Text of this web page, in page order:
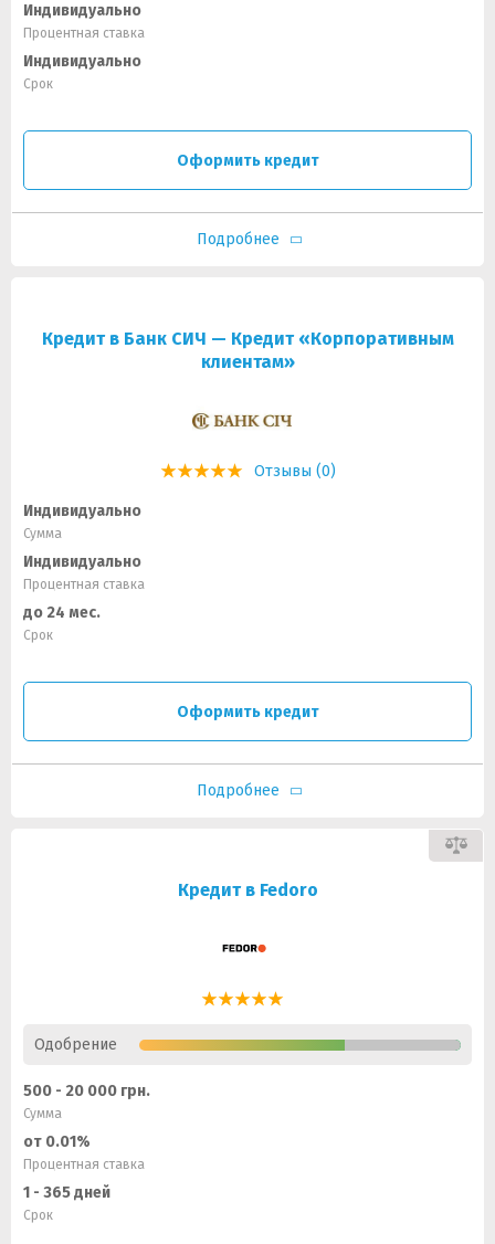
Индивидуально
Процентная ставка
Индивидуально
Срок
Оформить кредит
Подробнее
Кредит в Банк СИЧ — Кредит «Корпоративным
клиентам»
Отзывы (0)
Индивидуально
Сумма
Индивидуально
Процентная ставка
до 24 мес.
Срок
Оформить кредит
Подробнее
Кредит в Fedoro
Одобрение
500 - 20 000 грн.
Сумма
от 0.01%
Процентная ставка
1 - 365 дней
Срок